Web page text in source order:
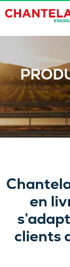
en
clients